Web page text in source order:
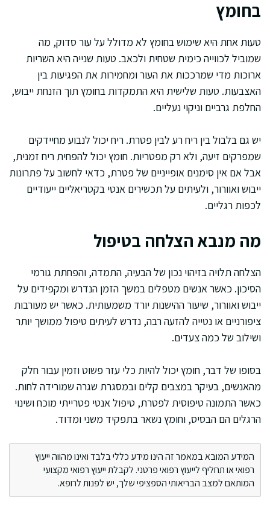
בחומץ
טעות אחת היא שימוש בחומץ לא מדולל על עור סדוק, מה
שמוביל לכווייה כימית שטחית ולכאב. טעות שנייה היא השריות
ארוכות מדי שמרככות את העור ומחמירות את הפגיעות בין
האצבעות. טעות שלישית היא התמקדות בחומץ תוך הזנחת ייבוש,
החלפת גרביים וניקוי נעליים.
יש גם בלבול בין ריח רע לבין פטרת. ריח יכול לנבוע מחיידקים
שמפרקים זיעה, ולא רק מפטריות. חומץ יכול להפחית ריח זמנית,
אבל אם אין סימנים אופייניים של פטרת, כדאי לחשוב על פתרונות
ייבוש ואוורור, ולעיתים על תכשירים אנטי בקטריאליים ייעודיים
לכפות רגליים.
מה מנבא הצלחה בטיפול
הצלחה תלויה בזיהוי נכון של הבעיה, התמדה, והפחתת גורמי
הסיכון. כאשר אנשים מטפלים במשך הזמן הנדרש ומקפידים על
ייבוש ואוורור, שיעור ההישנות יורד משמעותית. כאשר יש מעורבות
ציפורניים או נטייה להזעה רבה, נדרש לעיתים טיפול ממושך יותר
ושילוב של כמה צעדים.
בסופו של דבר, חומץ יכול להיות כלי עזר פשוט וזמין עבור חלק
מהאנשים, בעיקר במצבים קלים ובמסגרת שגרה שמורידה לחות.
כאשר התמונה טיפוסית לפטרת, טיפול אנטי פטרייתי מוכח ושינוי
הרגלים הם הבסיס, וחומץ נשאר בתפקיד משני ומדוד.
המידע המובא במאמר זה הינו מידע כללי בלבד ואינו מהווה ייעוץ
רפואי או תחליף לייעוץ רפואי פרטני. לקבלת ייעוץ רפואי מקצועי
המותאם למצב הבריאותי הספציפי שלך, יש לפנות לרופא.